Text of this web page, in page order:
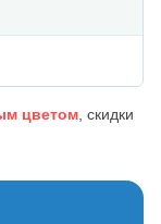
цветом , скидки